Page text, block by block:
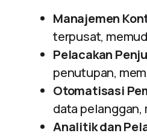
Manajemen
terpusat,
Pelacakan
penutupan,
Otomatisasi
data
Analitik dan